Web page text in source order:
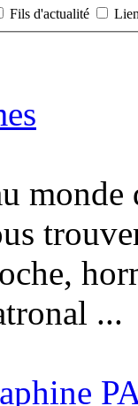
Fils d'actualité
...